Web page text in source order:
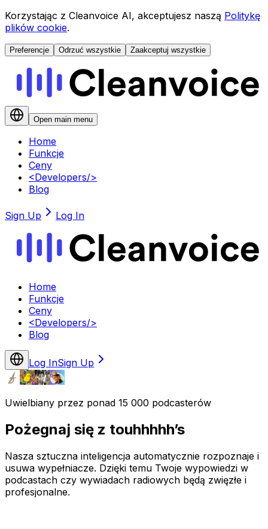
Korzystając z Cleanvoice AI, akceptujesz naszą Politykę
plików cookie.
Preferencje Odrzuć wszystkie Zaakceptuj wszystkie
Open main menu
Home
Funkcje
Ceny
<Developers/>
Blog
Sign Up Log In
Home
Funkcje
Ceny
<Developers/>
Blog
Log InSign Up
Uwielbiany przez ponad 15 000 podcasterów
Pożegnaj się z touhhhhh’s
Nasza sztuczna inteligencja automatycznie rozpoznaje i
usuwa wypełniacze. Dzięki temu Twoje wypowiedzi w
podcastach czy wywiadach radiowych będą zwięzłe i
profesjonalne.